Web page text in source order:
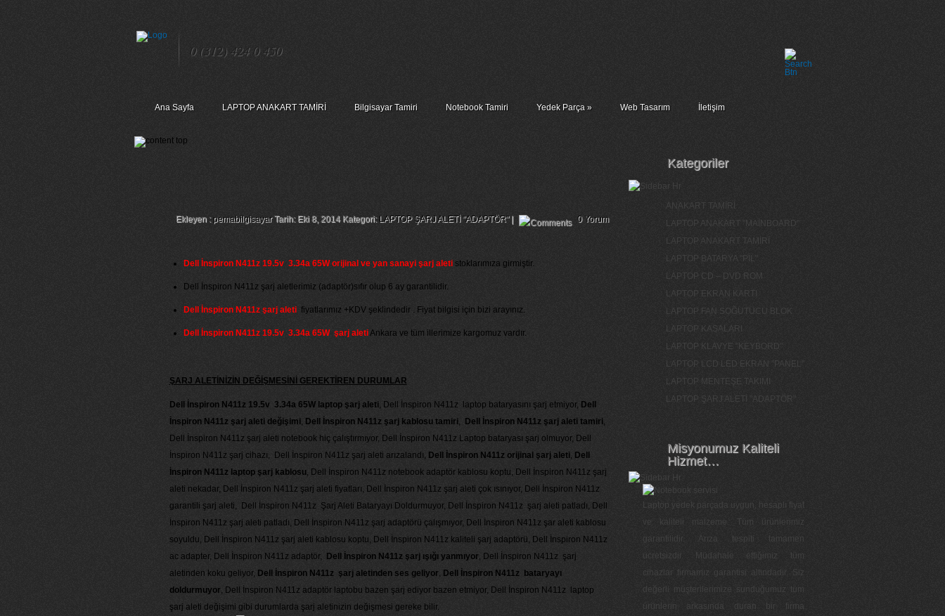
0 (312) 424 0 450
Ana Sayfa LAPTOP ANAKART TAMİRİ Bilgisayar Tamiri Notebook Tamiri Yedek Parça» Web Tasarım İletişim
Ekleyen : pemabilgisayarTarih: Eki 8, 2014 Kategori: LAPTOP ŞARJ ALETİ "ADAPTÖR"| 0 Yorum
Dell İnspiron N411z 19.5v 3.34a 65W orijinal ve yan sanayi şarj aletistoklarımıza girmiştir.
Dell İnspiron N411z şarj aletlerimiz (adaptör)sıfır olup 6 ay garantilidir.
Dell İnspiron N411z şarj aletifiyatlarımız +KDV şeklindedir . Fiyat bilgisi için bizi arayınız.
Dell İnspiron N411z 19.5v 3.34a 65W şarj aletiAnkara ve tüm illerimize kargomuz vardır.
ŞARJ ALETİNİZİN DEĞİŞMESİNİ GEREKTİREN DURUMLAR
Dell İnspiron N411z 19.5v 3.34a 65W laptop şarj aleti, Dell İnspiron N411z laptop bataryasını şarj etmiyor, Dell
İnspiron N411z şarj aleti değişimi, Dell İnspiron N411z şarj kablosu tamiri, Dell İnspiron N411z şarj aleti tamiri,
Dell İnspiron N411z şarj aleti notebook hiç çalıştırmıyor, Dell İnspiron N411z Laptop bataryası şarj olmuyor, Dell
İnspiron N411z şarj cihazı, Dell İnspiron N411z şarj aleti arızalandı, Dell İnspiron N411z orijinal şarj aleti, Dell
İnspiron N411z laptop şarj kablosu, Dell İnspiron N411z notebook adaptör kablosu koptu, Dell İnspiron N411z şarj
aleti nekadar, Dell İnspiron N411z şarj aleti fiyatları, Dell İnspiron N411z şarj aleti çok ısınıyor, Dell İnspiron N411z
garantili şarj aleti, Dell İnspiron N411z Şarj Aleti Bataryayı Doldurmuyor, Dell İnspiron N411z şarj aleti patladı, Dell
İnspiron N411z şarj aleti patladı, Dell İnspiron N411z şarj adaptörü çalışmıyor, Dell İnspiron N411z şar aleti kablosu
soyuldu, Dell İnspiron N411z şarj aleti kablosu koptu, Dell İnspiron N411z kaliteli şarj adaptörü, Dell İnspiron N411z
ac adapter, Dell İnspiron N411z adaptör,
Dell İnspiron N411z şarj ışığı yanmıyor, Dell İnspiron N411z şarj
aletinden koku geliyor, Dell İnspiron N411z şarj aletinden ses geliyor, Dell İnspiron N411z bataryayı
doldurmuyor, Dell İnspiron N411z adaptör laptobu bazen şarj ediyor bazen etmiyor, Dell İnspiron N411z laptop
şarj aleti değişimi gibi durumlarda şarj aletinizin değişmesi gereke bilir.
Kategoriler
ANAKART TAMİRİ
LAPTOP ANAKART "MAİNBOARD"
LAPTOP ANAKART TAMİRİ
LAPTOP BATARYA "PİL"
LAPTOP CD – DVD ROM
LAPTOP EKRAN KARTI
LAPTOP FAN SOĞUTUCU BLOK
LAPTOP KASALARI
LAPTOP KLAVYE "KEYBORD"
LAPTOP LCD LED EKRAN "PANEL"
LAPTOP MENTEŞE TAKIMI
LAPTOP ŞARJ ALETİ "ADAPTÖR"
Misyonumuz Kaliteli
Hizmet…
Laptop yedek parçada uygun, hesaplı fiyat
ve kaliteli malzeme. Tüm ürünlerimiz
garantilidir. Arıza tespiti tamamen
ücretsizdir. Müdahale ettiğimiz tüm
cihazlar firmamız garantisi altındadır. Siz
değerli müşterilerimize sunduğumuz tüm
ürünlerin arkasında duran bir firma